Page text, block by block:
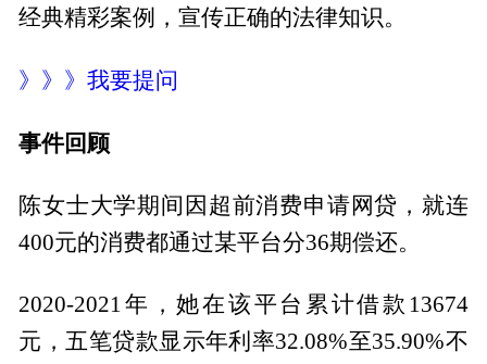
经典精彩案例，宣传正确的法律知识。
》》》我要提问
事件回顾
陈女士大学期间因超前消费申请网贷，就连
400元的消费都通过某平台分36期偿还。
2020-2021年，她在该平台累计借款13674
元，五笔贷款显示年利率32.08%至35.90%不